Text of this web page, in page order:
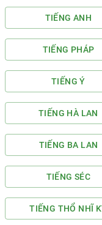
TIẾNG ANH
TIẾNG PHÁP
TIẾNG Ý
TIẾNG HÀ LAN
TIẾNG BA LAN
TIẾNG SÉC
TIẾNG THỔ NHĨ